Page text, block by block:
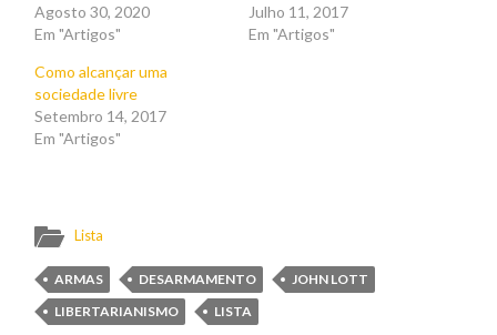
Agosto 30, 2020
Em "Artigos"
Julho 11, 2017
Em "Artigos"
Como alcançar uma
sociedade livre
Setembro 14, 2017
Em "Artigos"
Lista
ARMAS DESARMAMENTO
JOHN LOTT
LIBERTARIANISMO
LISTA